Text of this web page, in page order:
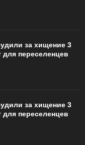
за хищение 3
переселенцев
за хищение 3
переселенцев